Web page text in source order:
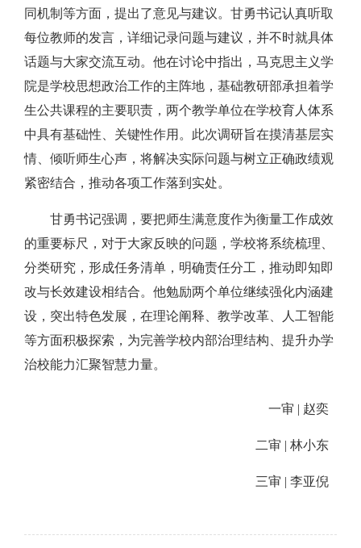
同机制等方面，提出了意见与建议。甘勇书记认真听取
每位教师的发言，详细记录问题与建议，并不时就具体
话题与大家交流互动。他在讨论中指出，马克思主义学
院是学校思想政治工作的主阵地，基础教研部承担着学
生公共课程的主要职责，两个教学单位在学校育人体系
中具有基础性、关键性作用。此次调研旨在摸清基层实
情、倾听师生心声，将解决实际问题与树立正确政绩观
紧密结合，推动各项工作落到实处。
甘勇书记强调，要把师生满意度作为衡量工作成效
的重要标尺，对于大家反映的问题，学校将系统梳理、
分类研究，形成任务清单，明确责任分工，推动即知即
改与长效建设相结合。他勉励两个单位继续强化内涵建
设，突出特色发展，在理论阐释、教学改革、人工智能
等方面积极探索，为完善学校内部治理结构、提升办学
治校能力汇聚智慧力量。
一审 | 赵奕
二审 | 林小东
三审 | 李亚倪